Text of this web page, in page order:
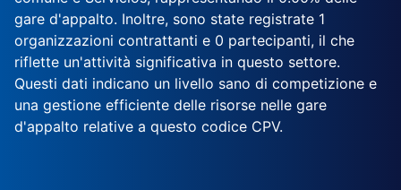
gare d'appalto. Inoltre, sono state registrate 1
organizzazioni contrattanti e 0 partecipanti, il che
riflette un'attività significativa in questo settore.
Questi dati indicano un livello sano di competizione e
una gestione efficiente delle risorse nelle gare
d'appalto relative a questo codice CPV.